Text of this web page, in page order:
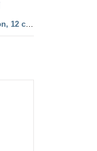
Figuras TF1 Tintinimagination, 12 cm. color y francesa